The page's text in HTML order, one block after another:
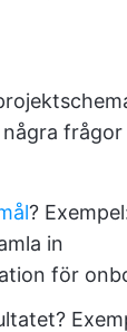
frågor
?
in
för